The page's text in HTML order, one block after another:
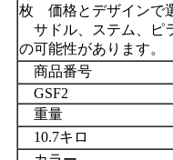
枚 価格とデザインで
サドル、ステム、ピ
の可能性があります。
商品番号
GSF2
重量
10.7キロ